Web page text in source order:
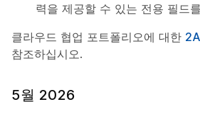
력을 제공할 수 있는 전용 필드
클라우드 협업 포트폴리오에 대한
참조하십시오.
5월 2026